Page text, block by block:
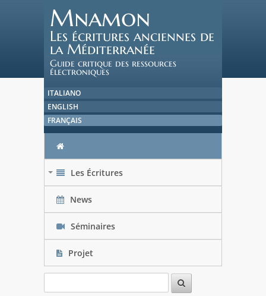
Mnamon
Les écritures anciennes de
la Méditerranée
Guide critique des ressources
électroniques
ITALIANO
ENGLISH
FRANÇAIS
Les Écritures
News
Séminaires
Projet